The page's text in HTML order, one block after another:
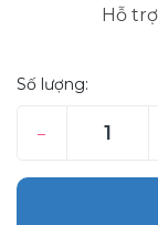
Hỗ
Số lượng:
–